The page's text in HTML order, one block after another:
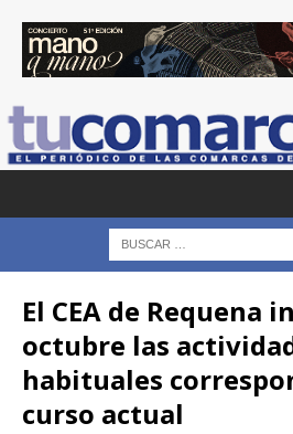
El CEA de Requena
octubre las
habituales
curso actual